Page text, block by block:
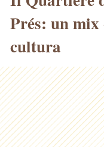
Prés: un
cultura